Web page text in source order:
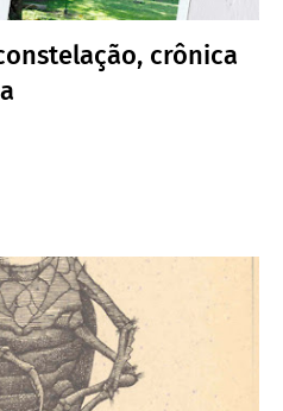
crônica